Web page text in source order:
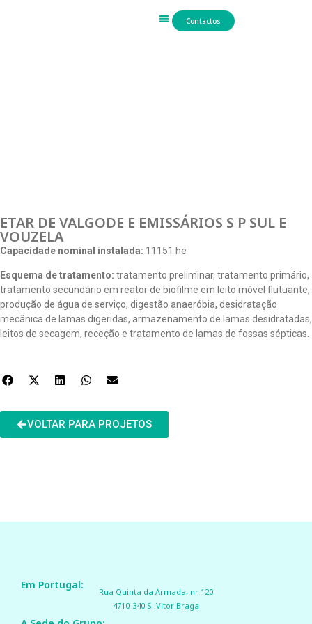
Contactos
ETAR DE VALGODE E EMISSÁRIOS S P SUL E
VOUZELA
Capacidade nominal instalada: 11151 he
Esquema de tratamento: tratamento preliminar, tratamento primário,
tratamento secundário em reator de biofilme em leito móvel flutuante,
produção de água de serviço, digestão anaeróbia, desidratação
mecânica de lamas digeridas, armazenamento de lamas desidratadas,
leitos de secagem, receção e tratamento de lamas de fossas sépticas.
VOLTAR PARA PROJETOS
Em Portugal:
Rua Quinta da Armada, nr 120
4710-340 S. Vitor Braga